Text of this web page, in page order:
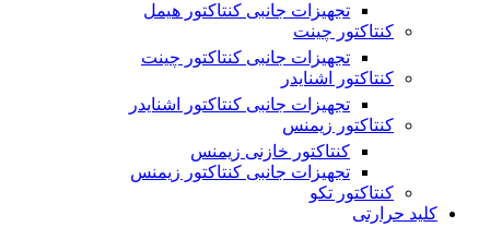
تجهیزات جانبی کنتاکتور هیمل
کنتاکتور چینت
تجهیزات جانبی کنتاکتور چینت
کنتاکتور اشنایدر
تجهیزات جانبی کنتاکتور اشنایدر
کنتاکتور زیمنس
کنتاکتور خازنی زیمنس
تجهیزات جانبی کنتاکتور زیمنس
کنتاکتور تکو
کلید حرارتی